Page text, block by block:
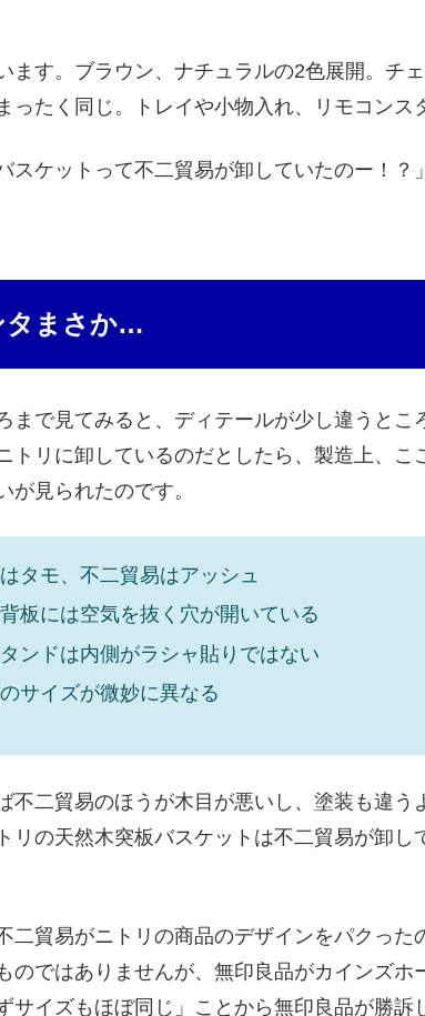
ます。ブラウン、ナチュラルの2色展開。チ
ったく同じ。トレイや小物入れ、リモコンス
スケットって不二貿易が卸していたのー！？
タまさか…
まで見てみると、ディテールが少し違うとこ
トリに卸しているのだとしたら、製造上、こ
が見られたのです。
タモ、不二貿易はアッシュ
板には空気を抜く穴が開いている
ンドは内側がラシャ貼りではない
サイズが微妙に異なる
不二貿易のほうが木目が悪いし、塗装も違う
リの天然木突板バスケットは不二貿易が卸し
二貿易がニトリの商品のデザインをパクった
のではありませんが、無印良品がカインズホ
サイズもほぼ同じ」ことから無印良品が勝訴